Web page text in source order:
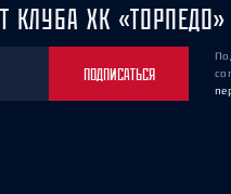
ХК «ТОРПЕДО»
ПОДПИСАТЬСЯ